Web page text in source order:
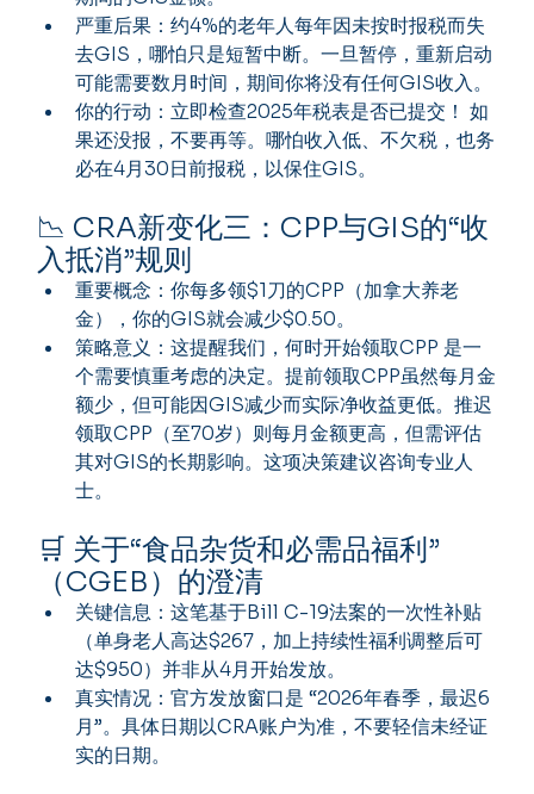
严重后果：约4%的老年人每年因未按时报税而失
去GIS，哪怕只是短暂中断。一旦暂停，重新启动
可能需要数月时间，期间你将没有任何GIS收入。
你的行动：立即检查2025年税表是否已提交！ 如
果还没报，不要再等。哪怕收入低、不欠税，也务
必在4月30日前报税，以保住GIS。
📉 CRA新变化三：CPP与GIS的“收
入抵消”规则
重要概念：你每多领$1刀的CPP（加拿大养老
金），你的GIS就会减少$0.50。
策略意义：这提醒我们，何时开始领取CPP 是一
个需要慎重考虑的决定。提前领取CPP虽然每月金
额少，但可能因GIS减少而实际净收益更低。推迟
领取CPP（至70岁）则每月金额更高，但需评估
其对GIS的长期影响。这项决策建议咨询专业人
士。
🛒 关于“食品杂货和必需品福利”
（CGEB）的澄清
关键信息：这笔基于Bill C-19法案的一次性补贴
（单身老人高达$267，加上持续性福利调整后可
达$950）并非从4月开始发放。
真实情况：官方发放窗口是 “2026年春季，最迟6
月”。具体日期以CRA账户为准，不要轻信未经证
实的日期。